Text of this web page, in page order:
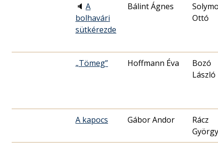
🔈 A
bolhavári
sütkérezde
Bálint Ágnes
Ottó
„Tömeg” Hoffmann Éva
Bozó
László
A kapocs Gábor Andor
Rácz
György